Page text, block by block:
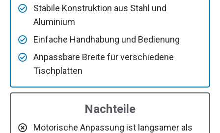
Stabile Konstruktion aus Stahl und
Aluminium
Einfache Handhabung und Bedienung
Anpassbare Breite für verschiedene
Tischplatten
Nachteile
Motorische Anpassung ist langsamer als